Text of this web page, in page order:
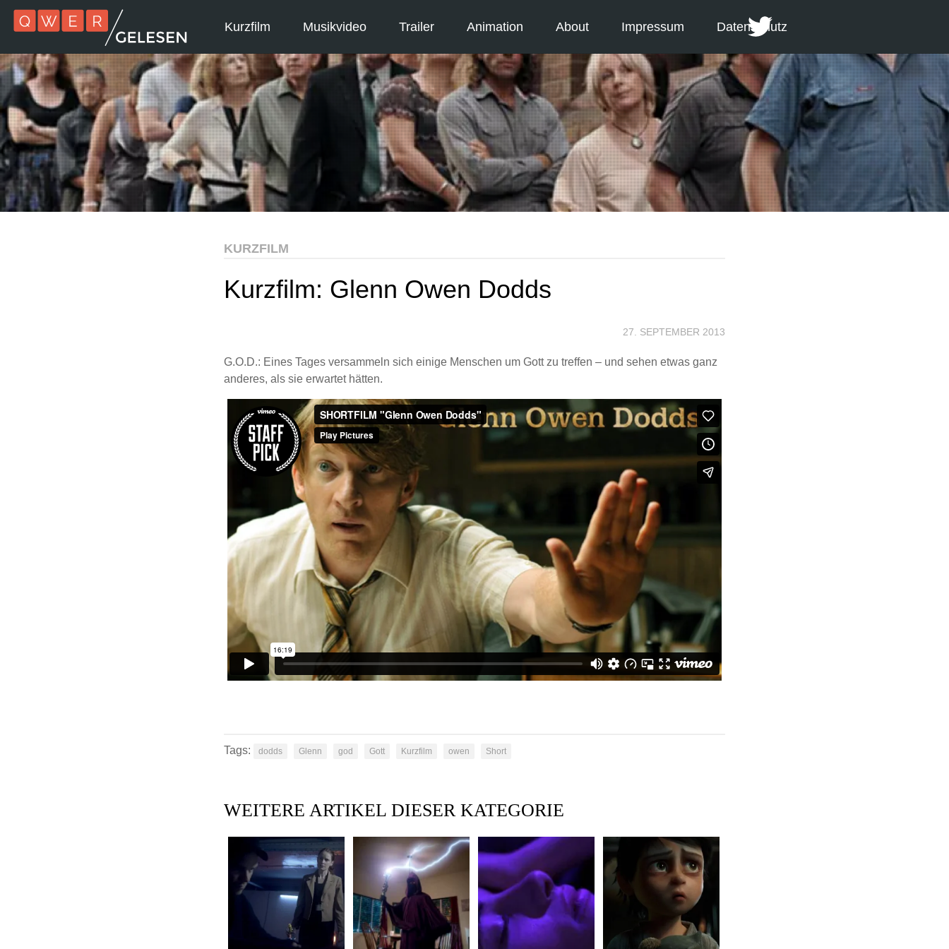
Kurzfilm Musikvideo Trailer Animation About Impressum Datenschutz
KURZFILM
Kurzfilm: Glenn Owen Dodds
27. SEPTEMBER 2013
G.O.D.: Eines Tages versammeln sich einige Menschen um Gott zu treffen – und sehen etwas ganz
anderes, als sie erwartet hätten.
Tags: dodds Glenn god Gott Kurzfilm owen Short
WEITERE ARTIKEL DIESER KATEGORIE